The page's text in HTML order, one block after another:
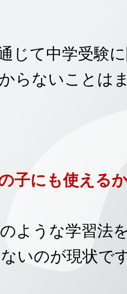
じて中学受験
らないことは
子にも使えるか
ような学習法
いのが現状です